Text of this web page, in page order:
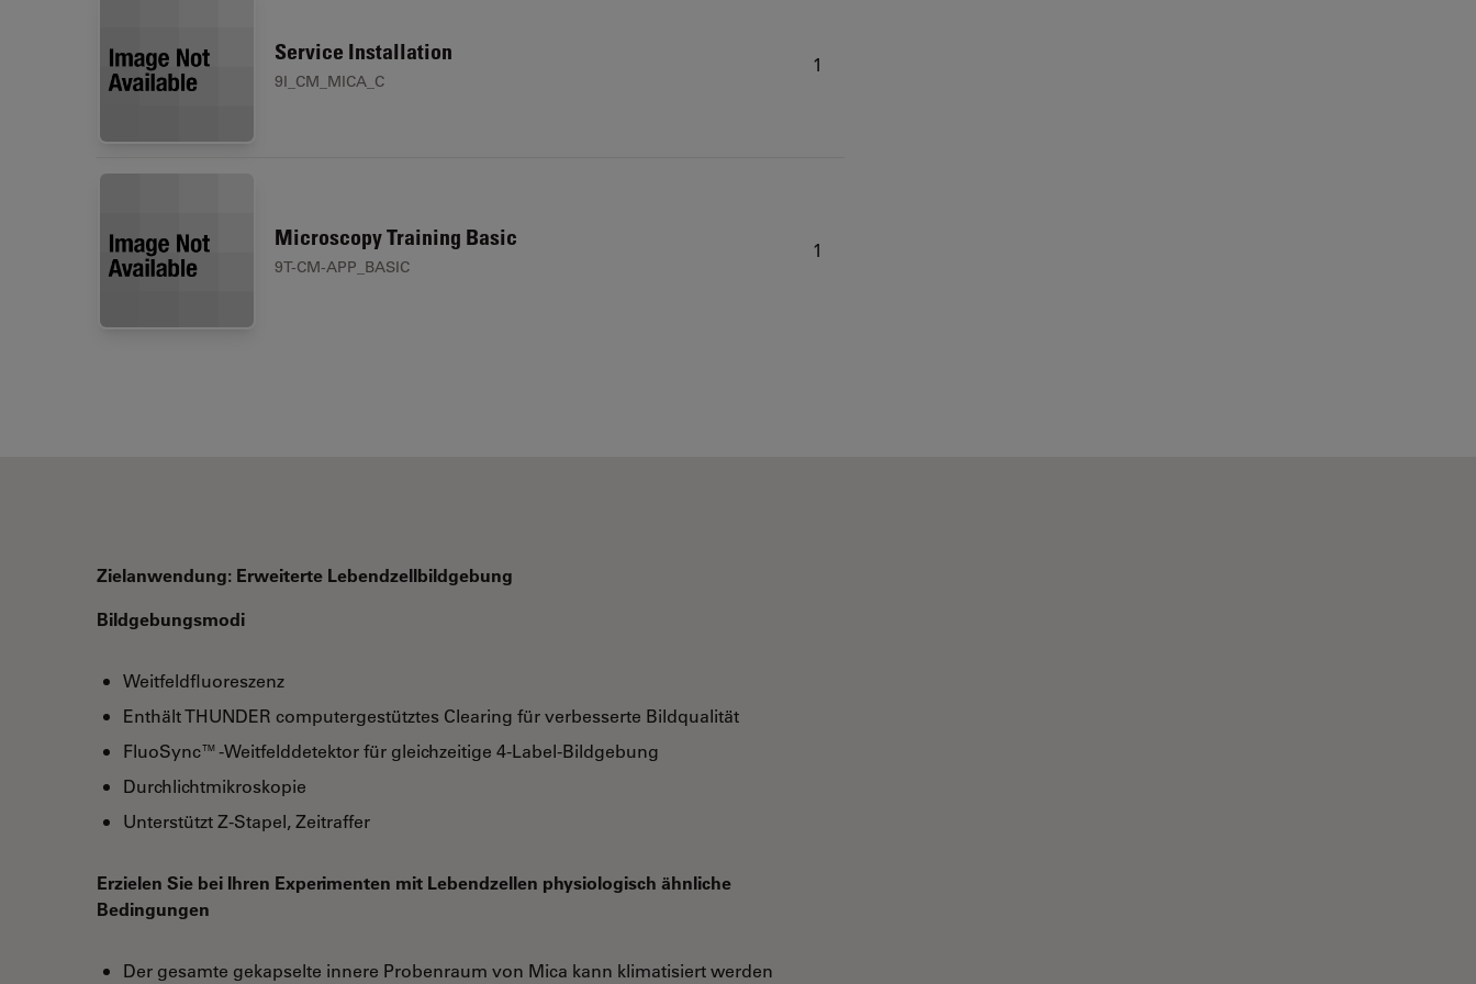
Service Installation
9I_CM_MICA_C
1
Microscopy Training Basic
9T-CM-APP_BASIC
1
Zielanwendung: Erweiterte Lebendzellbildgebung
Bildgebungsmodi
Weitfeldfluoreszenz
Enthält THUNDER computergestütztes Clearing für verbesserte Bildqualität
FluoSync™-Weitfelddetektor für gleichzeitige 4-Label-Bildgebung
Durchlichtmikroskopie
Unterstützt Z-Stapel, Zeitraffer
Erzielen Sie bei Ihren Experimenten mit Lebendzellen physiologisch ähnliche
Bedingungen
Der gesamte gekapselte innere Probenraum von Mica kann klimatisiert werden